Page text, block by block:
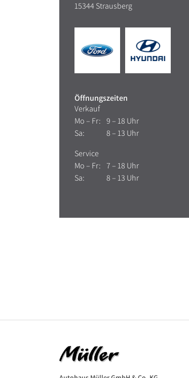
15344 Strausberg
Öffnungszeiten
Verkauf
Mo – Fr: 9 – 18 Uhr
Sa:
8 – 13 Uhr
Service
Mo – Fr: 7 – 18 Uhr
Sa:
8 – 13 Uhr